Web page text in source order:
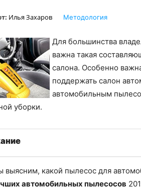
Илья Захаров Методология
Для большинства
важна такая
салона. Особенно
поддержать салон
автомобильным
уборки.
выясним, какой пылесос для
автомобильных пылесосов